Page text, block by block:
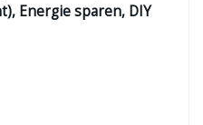
Energie sparen, DIY